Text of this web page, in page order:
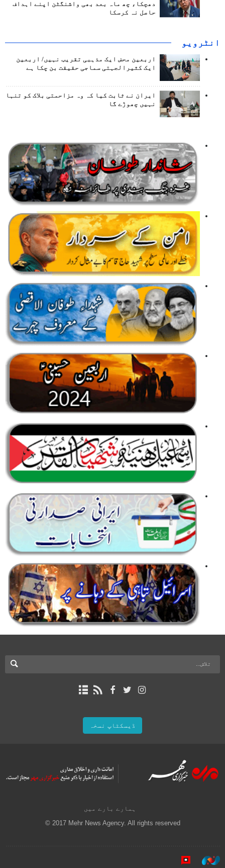
دھچکا، چھ ماہ بعد بھی واشنگٹن اپنے اہداف
حاصل نہ کرسکا
انٹرويو
اربعین محض ایک مذہبی تقریب نہیں/ اربعین
ایک کثیرالجہتی سماجی حقیقت بن چکا ہے
ایران نے ثابت کیا کہ وہ مزاحمتی بلاک کو تنہا
نہیں چھوڑے گا
ڈیسکٹاپ نسخہ
ہمارے بارے میں
© 2017 Mehr News Agency. All rights reserved